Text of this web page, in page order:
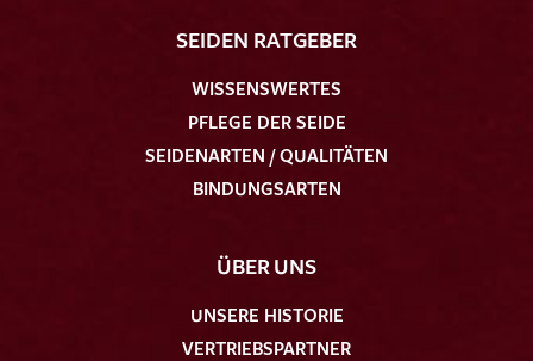
SEIDEN RATGEBER
WISSENSWERTES
PFLEGE DER SEIDE
SEIDENARTEN / QUALITÄTEN
BINDUNGSARTEN
ÜBER UNS
UNSERE HISTORIE
VERTRIEBSPARTNER